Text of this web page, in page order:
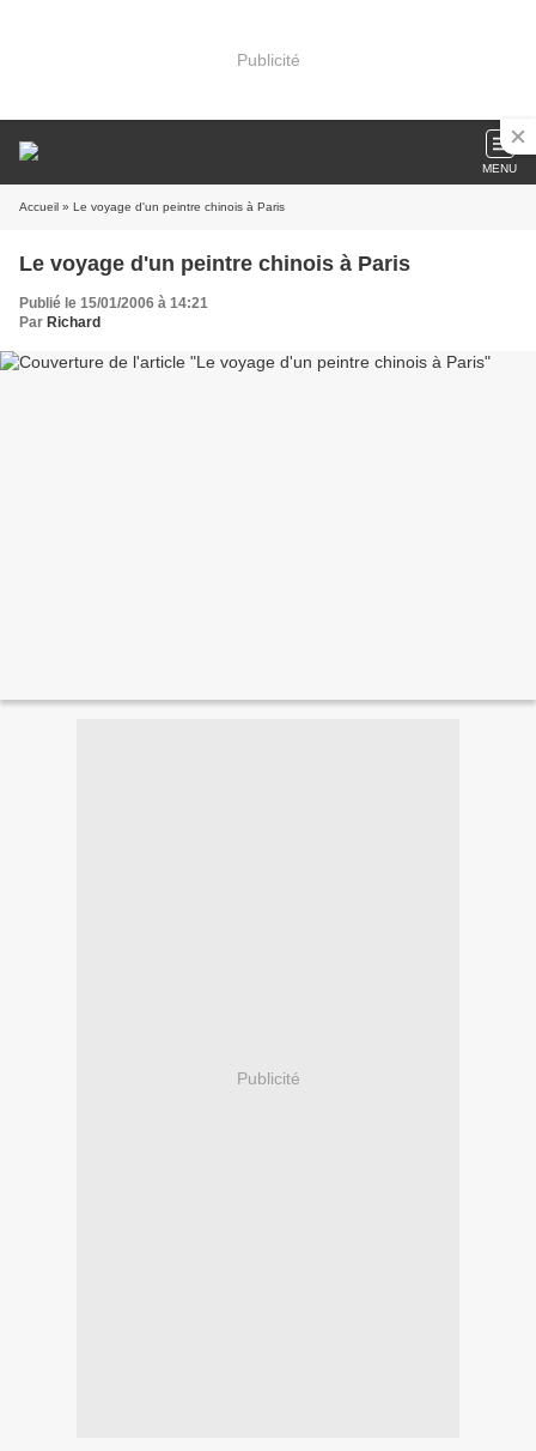
Publicité
MENU
Accueil » Le voyage d'un peintre chinois à Paris
Le voyage d'un peintre chinois à Paris
Publié le 15/01/2006 à 14:21
Par Richard
Publicité